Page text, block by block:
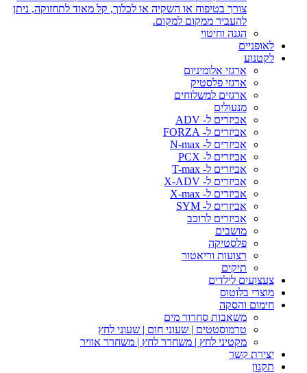
צורך בטיפוח או השקיה או לכלוך, קל מאוד לתחזוקה, ניתן
להעביר ממקום למקום.
הגנה וחיטוי
לאופניים
לקטנוע
ארגזי אלומיניום
ארגזי פלסטיק
ארגזים למשלוחים
מנעולים
אביזרים ל- ADV
אביזרים ל- FORZA
אביזרים ל- N-max
אביזרים ל- PCX
אביזרים ל- T-max
אביזרים ל- X-ADV
אביזרים ל- X-max
אביזרים ל- SYM
אביזרים לרוכב
מושבים
פלסטיקה
רצועות וריאטור
תיקים
צעצועים לילדים
מוצרי בלוטוס
חימום והסקה
משאבות סחרור מים
טרמוסטטים | שעוני חום | שעוני לחץ
מקטיני לחץ | משחרר לחץ | משחרר אוויר
יצירת קשר
תקנון